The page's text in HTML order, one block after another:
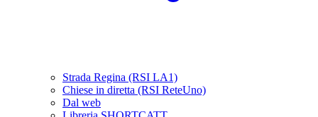
Strada Regina (RSI LA1)
Chiese in diretta (RSI ReteUno)
Dal web